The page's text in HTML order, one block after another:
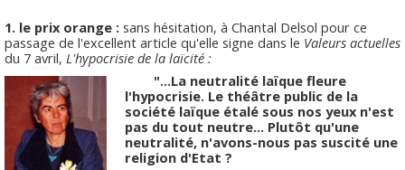
1. le prix orange : sans hésitation, à Chantal Delsol pour ce
passage de l'excellent article qu'elle signe dans le Valeurs actuelles
du 7 avril, L'hypocrisie de la laïcité :
"...La neutralité laïque fleure
l'hypocrisie. Le théâtre public de la
société laïque étalé sous nos yeux n'est
pas du tout neutre... Plutôt qu'une
neutralité, n'avons-nous pas suscité une
religion d'Etat ?